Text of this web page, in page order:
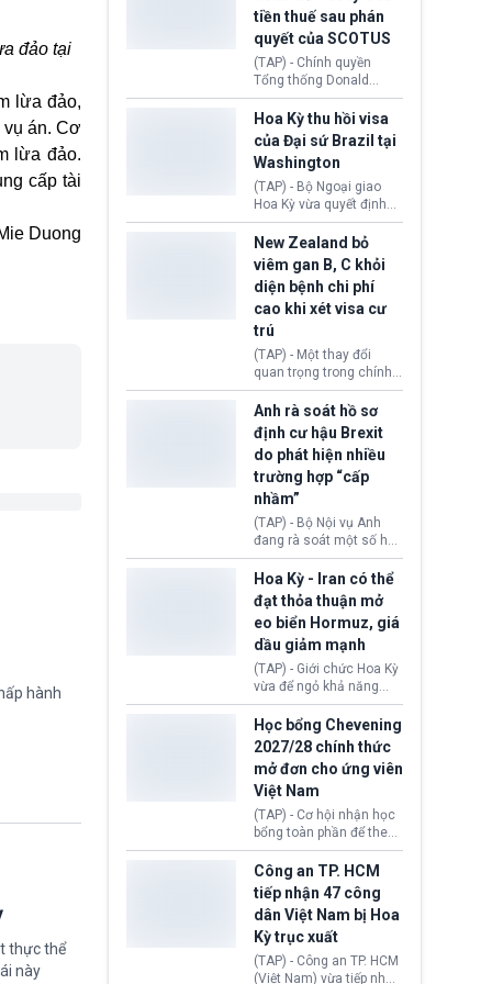
đảo tại
lừa đảo,
án. Cơ
lừa đảo.
cấp tài
Duong
hành
thực thể
này
tục giảm trong thời gian
tới.
tiền thuế sau phán
quyết của SCOTUS
(TAP) - Chính quyền
Tổng thống Donald
Trump đã hoàn trả
khoảng 100 tỷ USD thuế
quan từng thu theo Đạo
luật Quyền hạn Kinh tế
Khẩn cấp Quốc tế
(IEEPA). Động thái này
diễn ra sau phán quyết
hồi tháng 2 bởi Tòa án
Tối cao Hoa Kỳ
(SCOTUS) khi tuyên bố,
việc áp thuế diện rộng là
hoàn toàn bất hợp pháp.
Hoa Kỳ thu hồi visa
của Đại sứ Brazil tại
Washington
(TAP) - Bộ Ngoại giao
Hoa Kỳ vừa quyết định
thu hồi thị thực (visa)
của bà Maria Luiza
Ribeiro Viotti - Đại sứ
Brazil tại Washington.
Động thái trên diễn ra
trong bối cảnh tranh
chấp ngoại giao giữa
chính quyền Tổng thống
Donald Trump và chính
phủ cánh tả Tổng thống
da Silva đang leo thang
gay gắt.
New Zealand bỏ
viêm gan B, C khỏi
diện bệnh chi phí
cao khi xét visa cư
trú
(TAP) - Một thay đổi
quan trọng trong chính
sách nhập cư của New
Zealand đang mở ra
thêm cơ hội cho nhiều
người muốn định cư. Từ
nay, người mắc viêm
gan B hoặc viêm gan C
sẽ không còn bị mặc
định không đáp ứng tiêu
chuẩn sức khỏe chỉ vì
chi phí điều trị khi nộp hồ
Anh rà soát hồ sơ
định cư hậu Brexit
do phát hiện nhiều
trường hợp “cấp
nhầm”
(TAP) - Bộ Nội vụ Anh
đang rà soát một số hồ
sơ thuộc Chương trình
Định cư EU (EU
Settlement Scheme -
EUSS) sau khi xác định
có trường hợp được cấp
quy chế cư trú hậu
Brexit “do nhầm lẫn”.
Động thái này làm dấy
lên lo ngại về việc thực
thi Thỏa thuận Rút khỏi
Liên minh châu Âu
(Withdrawal
Agreement).
Hoa Kỳ - Iran có thể
đạt thỏa thuận mở
eo biển Hormuz, giá
dầu giảm mạnh
(TAP) - Giới chức Hoa Kỳ
vừa để ngỏ khả năng
sớm đạt thỏa thuận với
Iran nhằm mở lại eo biển
Hormuz, mở đường cho
việc khôi phục hoạt
động hàng hải. Những
tín hiệu ngoại giao tích
cực này lập tức tác động
đến thị trường năng
lượng, kéo giá dầu thế
giới lùi sâu xuống dưới
mức 80 USD/thùng.
Học bổng Chevening
2027/28 chính thức
mở đơn cho ứng viên
Việt Nam
(TAP) - Cơ hội nhận học
bổng toàn phần để theo
học chương trình thạc sĩ
tại Vương quốc Anh đã
chính thức quay trở lại.
Học bổng Chevening
2027/28 của Chính phủ
Anh vừa mở cổng ứng
tuyển dành riêng ứng
viên Việt Nam, hỗ trợ
Công an TP. HCM
tiếp nhận 47 công
dân Việt Nam bị Hoa
Kỳ trục xuất
(TAP) - Công an TP. HCM
(Việt Nam) vừa tiếp nhận